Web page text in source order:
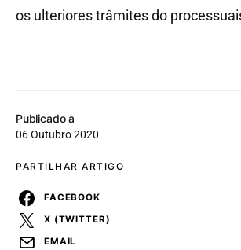
Publicado a
06 Outubro 2020
PARTILHAR ARTIGO
FACEBOOK
X (TWITTER)
EMAIL
os ulteriores trâmites do